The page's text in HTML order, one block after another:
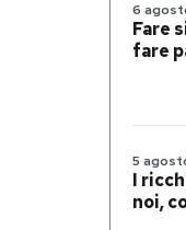
6
Fare
fare
5
I
noi,